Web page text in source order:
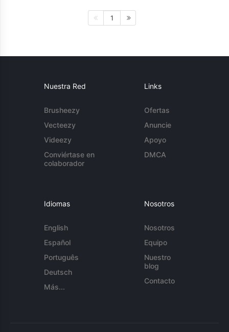
1
Nuestra Red
Brusheezy
Vecteezy
Videezy
Conviértase en
colaborador
Links
Ofertas
Anuncie
Apoyo
DMCA
Idiomas
English
Español
Português
Deutsch
Más...
Nosotros
Nosotros
Equipo
Nuestro
blog
Contacto